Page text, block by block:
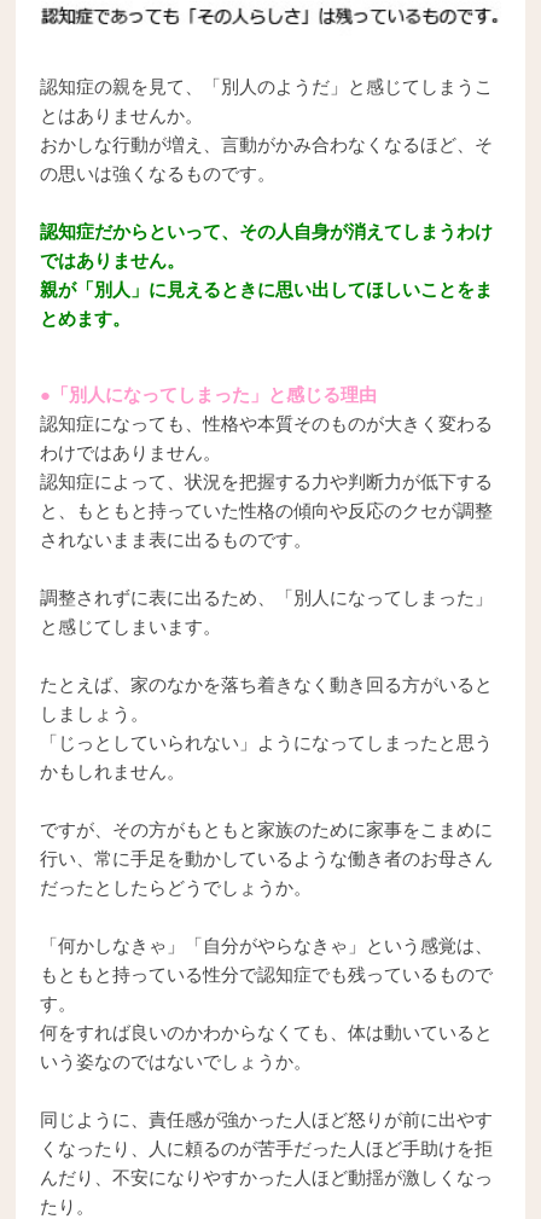
認知症の親を見て、「別人のようだ」と感じてしまうこ
とはありませんか。
おかしな行動が増え、言動がかみ合わなくなるほど、そ
の思いは強くなるものです。
認知症だからといって、その人自身が消えてしまうわけ
ではありません。
親が「別人」に見えるときに思い出してほしいことをま
とめます。
●「別人になってしまった」と感じる理由
認知症になっても、性格や本質そのものが大きく変わる
わけではありません。
認知症によって、状況を把握する力や判断力が低下する
と、もともと持っていた性格の傾向や反応のクセが調整
されないまま表に出るものです。
調整されずに表に出るため、「別人になってしまった」
と感じてしまいます。
たとえば、家のなかを落ち着きなく動き回る方がいると
しましょう。
「じっとしていられない」ようになってしまったと思う
かもしれません。
ですが、その方がもともと家族のために家事をこまめに
行い、常に手足を動かしているような働き者のお母さん
だったとしたらどうでしょうか。
「何かしなきゃ」「自分がやらなきゃ」という感覚は、
もともと持っている性分で認知症でも残っているもので
す。
何をすれば良いのかわからなくても、体は動いていると
いう姿なのではないでしょうか。
同じように、責任感が強かった人ほど怒りが前に出やす
くなったり、人に頼るのが苦手だった人ほど手助けを拒
んだり、不安になりやすかった人ほど動揺が激しくなっ
たり。